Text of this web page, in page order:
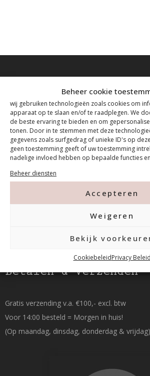
Beheer cookie
wij gebruiken technologieën zoals cookies om
apparaat op te slaan en/of te raadplegen. We
de beste ervaring te bieden en om
tonen. Door in te stemmen met deze
gegevens zoals surfgedrag of unieke ID's op
geen toestemming geeft of uw toestemming
nadelige invloed hebben op bepaalde functies
Beheer diensten
Accepteren
Weigeren
Bekijk
CookiebeleidPrivacy Beleid
Contact
Tanthofdreef 7 2623 EW Delft
015-2120822
info@mfacademy.nl
Betalen & Verzenden
Gratis verzending v.a. €100,- excl. btw
Voor 14:00 besteld = Morgen in huis!
(Op maandag, dinsdag, donderdag & vrijdag)